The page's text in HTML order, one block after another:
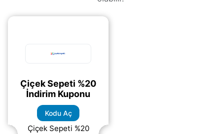
Çiçek Sepeti %20
İndirim Kuponu
Kodu Aç
Çiçek Sepeti %20